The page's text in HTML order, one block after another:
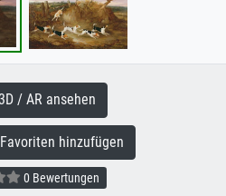
/ AR ansehen
hinzufügen
0 Bewertungen